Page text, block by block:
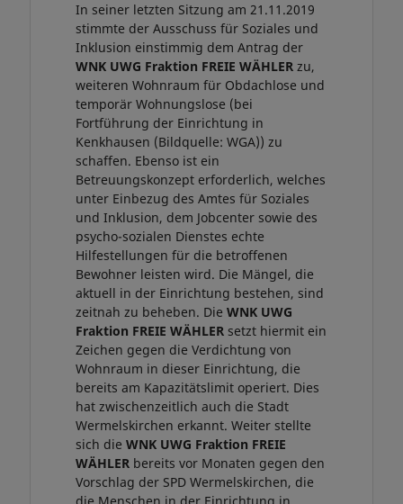
In seiner letzten Sitzung am 21.11.2019
stimmte der Ausschuss für Soziales und
Inklusion einstimmig dem Antrag der
WNK UWG Fraktion FREIE WÄHLERzu,
weiteren Wohnraum für Obdachlose und
temporär Wohnungslose (bei
Fortführung der Einrichtung in
Kenkhausen (Bildquelle: WGA)) zu
schaffen. Ebenso ist ein
Betreuungskonzept erforderlich, welches
unter Einbezug des Amtes für Soziales
und Inklusion, dem Jobcenter sowie des
psycho-sozialen Dienstes echte
Hilfestellungen für die betroffenen
Bewohner leisten wird. Die Mängel, die
aktuell in der Einrichtung bestehen, sind
zeitnah zu beheben. Die WNK UWG
Fraktion FREIE WÄHLERsetzt hiermit ein
Zeichen gegen die Verdichtung von
Wohnraum in dieser Einrichtung, die
bereits am Kapazitätslimit operiert. Dies
hat zwischenzeitlich auch die Stadt
Wermelskirchen erkannt. Weiter stellte
sich die WNK UWG Fraktion FREIE
WÄHLERbereits vor Monaten gegen den
Vorschlag der SPD Wermelskirchen, die